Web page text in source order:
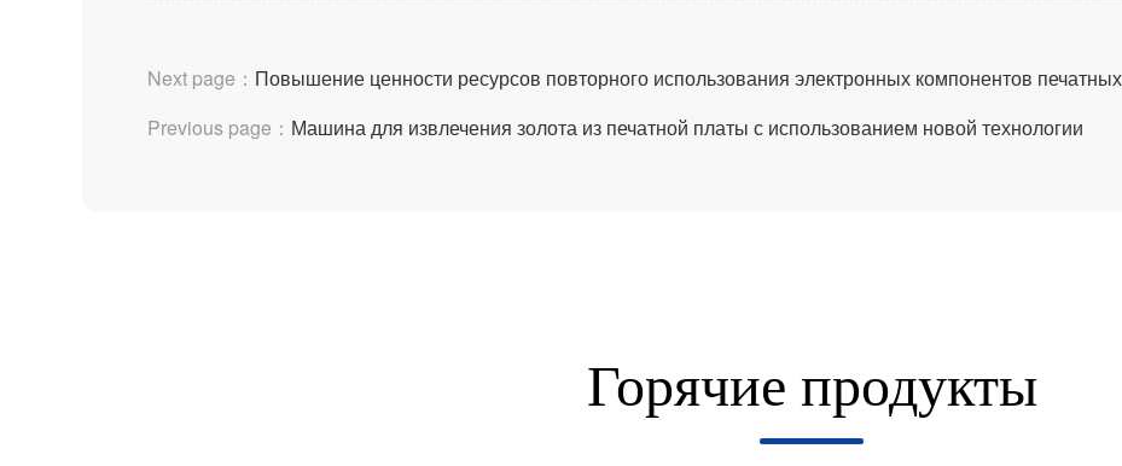
Next page： Повышение ценности ресурсов повторного использования электронных компонентов
Previous page： Машина для извлечения золота из печатной платы с использованием новой технологии
Горячие продукты